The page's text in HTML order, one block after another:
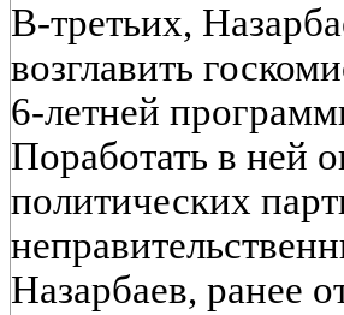
В-третьих,
возглавить
6-летней
Поработать в ней
политических
Назарбаев, ранее